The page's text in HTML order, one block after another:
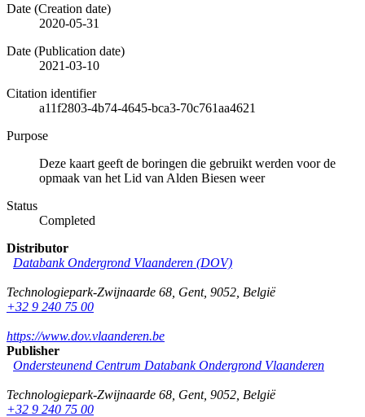
Date (Creation date)
2020-05-31
Date (Publication date)
2021-03-10
Citation identifier
a11f2803-4b74-4645-bca3-70c761aa4621
Purpose
Deze kaart geeft de boringen die gebruikt werden voor de
opmaak van het Lid van Alden Biesen weer
Status
Completed
Distributor
Databank Ondergrond Vlaanderen (DOV)
Technologiepark-Zwijnaarde 68 Gent, 9052 België
+32 9 240 75 00
https://www.dov.vlaanderen.be
Publisher
Ondersteunend Centrum Databank Ondergrond Vlaanderen
Technologiepark-Zwijnaarde 68 Gent, 9052 België
+32 9 240 75 00